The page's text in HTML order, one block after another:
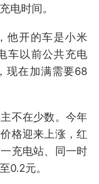
电时间。
他开的车是小米
车以前公共充电
现在加满需要68
不在少数。今年
格迎来上涨，红
充电站、同一时
0.2元。